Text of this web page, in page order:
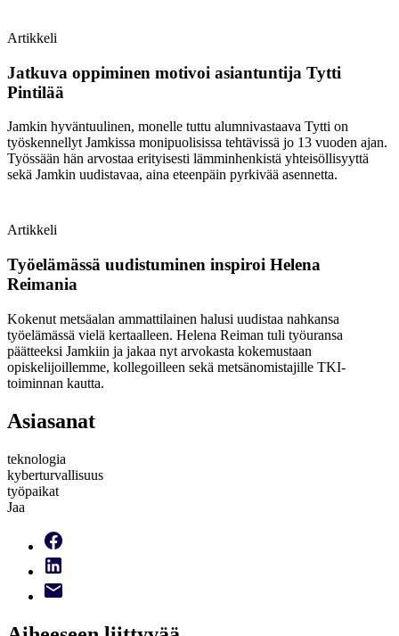
Artikkeli
Jatkuva oppiminen motivoi asiantuntija Tytti
Pintilää
Jamkin hyväntuulinen, monelle tuttu alumnivastaava Tytti on
työskennellyt Jamkissa monipuolisissa tehtävissä jo 13 vuoden ajan.
Työssään hän arvostaa erityisesti lämminhenkistä yhteisöllisyyttä
sekä Jamkin uudistavaa, aina eteenpäin pyrkivää asennetta.
Artikkeli
Työelämässä uudistuminen inspiroi Helena
Reimania
Kokenut metsäalan ammattilainen halusi uudistaa nahkansa
työelämässä vielä kertaalleen. Helena Reiman tuli työuransa
päätteeksi Jamkiin ja jakaa nyt arvokasta kokemustaan
opiskelijoillemme, kollegoilleen sekä metsänomistajille TKI-
toiminnan kautta.
Asiasanat
teknologia
kyberturvallisuus
työpaikat
Jaa